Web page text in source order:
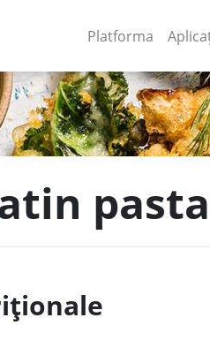
Platforma